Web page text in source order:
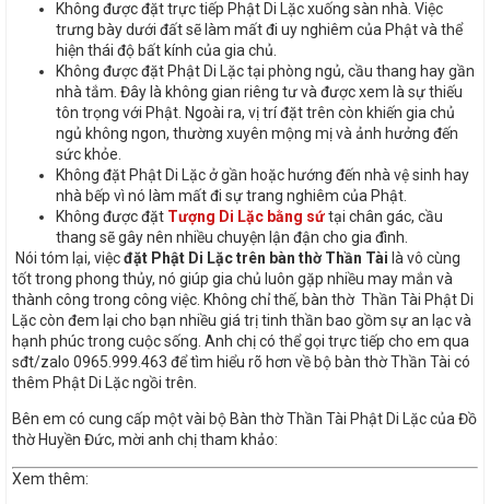
Không được đặt trực tiếp Phật Di Lặc xuống sàn nhà. Việc
trưng bày dưới đất sẽ làm mất đi uy nghiêm của Phật và thể
hiện thái độ bất kính của gia chủ.
Không được đặt Phật Di Lặc tại phòng ngủ, cầu thang hay gần
nhà tắm. Đây là không gian riêng tư và được xem là sự thiếu
tôn trọng với Phật. Ngoài ra, vị trí đặt trên còn khiến gia chủ
ngủ không ngon, thường xuyên mộng mị và ảnh hưởng đến
sức khỏe.
Không đặt Phật Di Lặc ở gần hoặc hướng đến nhà vệ sinh hay
nhà bếp vì nó làm mất đi sự trang nghiêm của Phật.
Không được đặt Tượng Di Lặc bằng sứtại chân gác, cầu
thang sẽ gây nên nhiều chuyện lận đận cho gia đình.
Nói tóm lại, việcđặt Phật Di Lặc trên bàn thờ Thần Tài là vô cùng
tốt trong phong thủy, nó giúp gia chủ luôn gặp nhiều may mắn và
thành công trong công việc. Không chỉ thế, bàn thờ Thần Tài Phật Di
Lặc còn đem lại cho bạn nhiều giá trị tinh thần bao gồm sự an lạc và
hạnh phúc trong cuộc sống. Anh chị có thể gọi trực tiếp cho em qua
sđt/zalo 0965.999.463 để tìm hiểu rõ hơn về bộ bàn thờ Thần Tài có
thêm Phật Di Lặc ngồi trên.
Bên em có cung cấp một vài bộ Bàn thờ Thần Tài Phật Di Lặc của Đồ
thờ Huyền Đức, mời anh chị tham khảo:
Xem thêm: